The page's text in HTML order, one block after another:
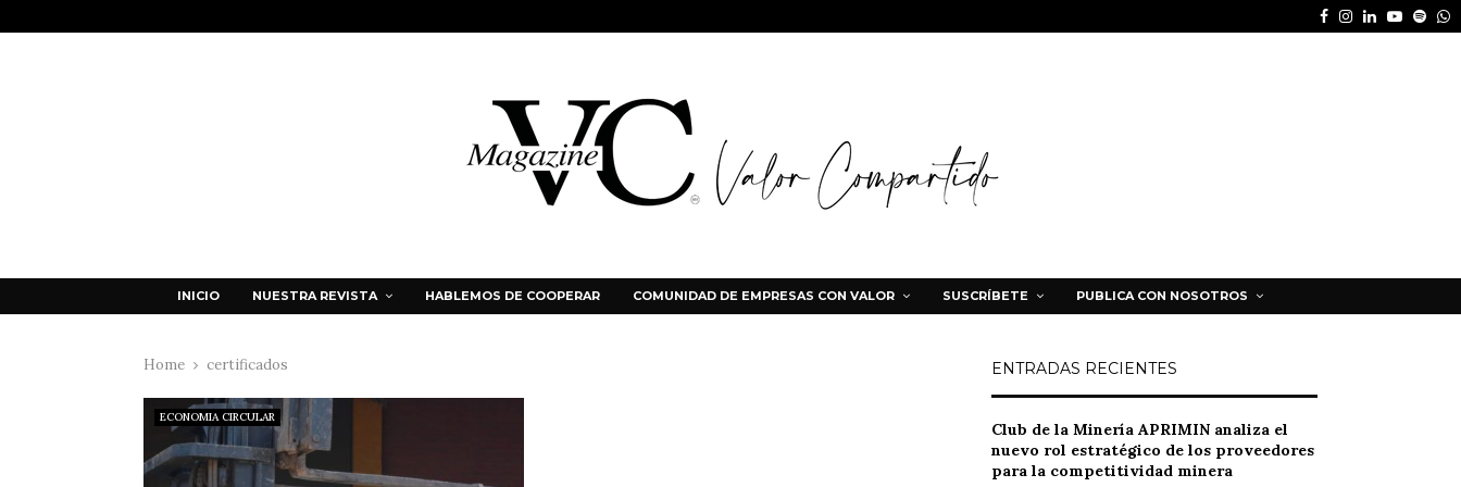
Facebook
Instagram
LinkedinYoutube
INICIO NUESTRA REVISTA HABLEMOS DE COOPERAR COMUNIDAD DE EMPRESAS CON VALOR SUSCRÍBETE PUBLICA CON NOSOTROS
Home certificados
ECONOMIA CIRCULAR
ENTRADAS RECIENTES
Club de la Minería APRIMIN analiza el
nuevo rol estratégico de los proveedores
para la competitividad minera